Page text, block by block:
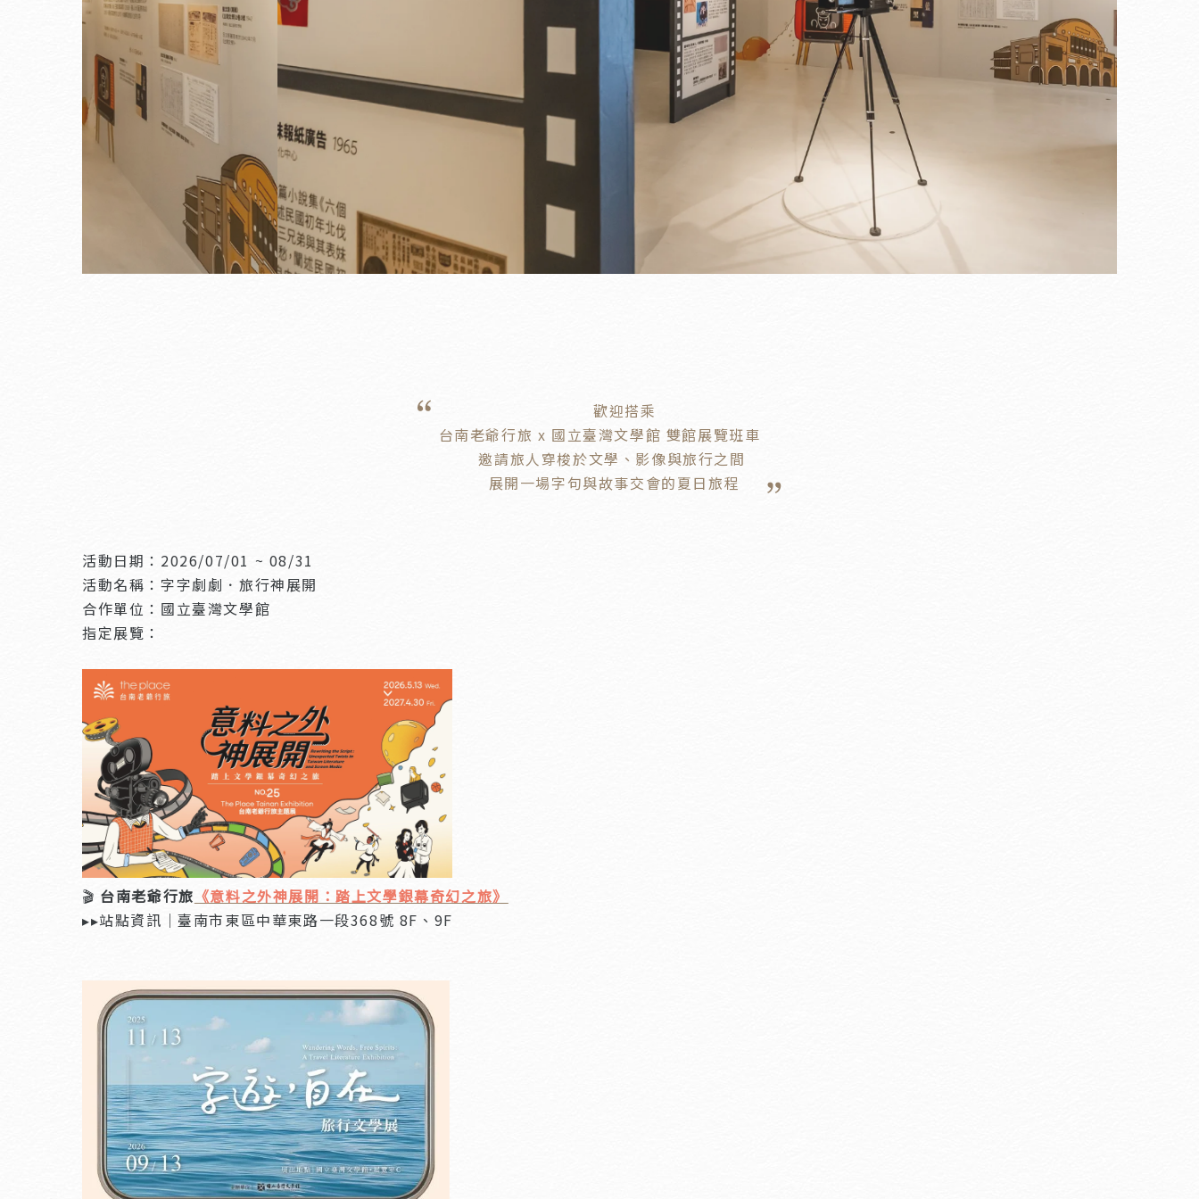
                               歡迎搭乘
台南老爺行旅 x 國立臺灣文學館 雙館展覽班車
        邀請旅人穿梭於文學、影像與旅行之間
          展開一場字句與故事交會的夏日旅程
活動日期：2026/07/01 ~ 08/31
活動名稱：字字劇劇．旅行神展開
合作單位：國立臺灣文學館
指定展覽：
🎬 台南老爺行旅 《意料之外神展開：踏上文學銀幕奇幻之旅》
▸▸站點資訊｜臺南市東區中華東路一段368號 8F、9F